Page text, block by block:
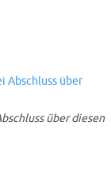
über diesen